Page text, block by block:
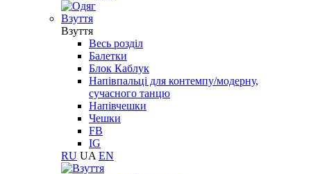
Взуття
Взуття
Весь розділ
Балетки
Блок Каблук
Напівпальці для контемпу/модерну,
сучасного танцю
Напівчешки
Чешки
FB
IG
RU UA EN